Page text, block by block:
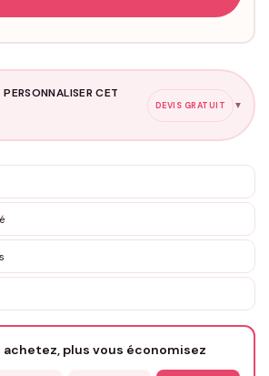
CET
DEVIS GRATUIT ▼
sur mesure
Personnalisation de 3 à 10€ selon la demande
?*
achetez, plus vous économisez